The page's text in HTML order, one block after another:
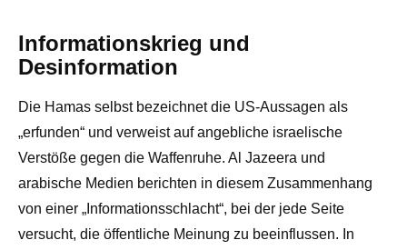
Informationskrieg und
Desinformation
Die Hamas selbst bezeichnet die US-Aussagen als
„erfunden“ und verweist auf angebliche israelische
Verstöße gegen die Waffenruhe. Al Jazeera und
arabische Medien berichten in diesem Zusammenhang
von einer „Informationsschlacht“, bei der jede Seite
versucht, die öffentliche Meinung zu beeinflussen. In